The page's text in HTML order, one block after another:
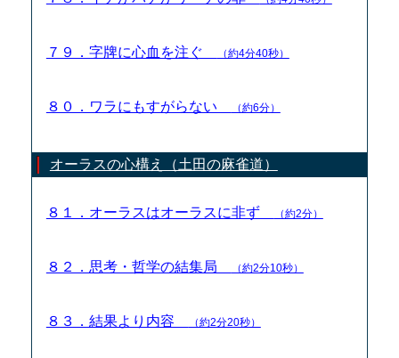
７９．字牌に心血を注ぐ （約4分40秒）
８０．ワラにもすがらない （約6分）
オーラスの心構え（土田の麻雀道）
８１．オーラスはオーラスに非ず （約2分）
８２．思考・哲学の結集局 （約2分10秒）
８３．結果より内容 （約2分20秒）